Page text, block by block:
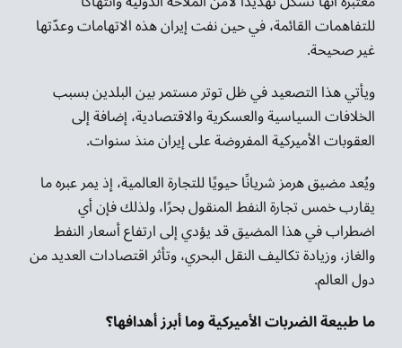
للتفاهمات القائمة، في حين نفت إيران هذه الاتهامات وعدّتها
غير صحيحة.
ويأتي هذا التصعيد في ظل توتر مستمر بين البلدين بسبب
الخلافات السياسية والعسكرية والاقتصادية، إضافة إلى
العقوبات الأميركية المفروضة على إيران منذ سنوات.
ويُعد مضيق هرمز شريانًا حيويًا للتجارة العالمية، إذ يمر عبره ما
يقارب خمس تجارة النفط المنقول بحرًا، ولذلك فإن أي
اضطراب في هذا المضيق قد يؤدي إلى ارتفاع أسعار النفط
والغاز، وزيادة تكاليف النقل البحري، وتأثر اقتصادات العديد من
دول العالم.
ما طبيعة الضربات الأميركية وما أبرز أهدافها؟